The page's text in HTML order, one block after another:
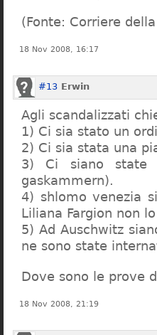
(Fonte: Corriere
18 Nov 2008, 16:17
#13 Erwin
Agli scandalizzati
1) Ci sia stato un
2) Ci sia stata una
3) Ci siano state
gaskammern).
4) shlomo venezia
Liliana Fargion non
5) Ad Auschwitz
ne sono state
Dove sono le prove
18 Nov 2008, 21:19